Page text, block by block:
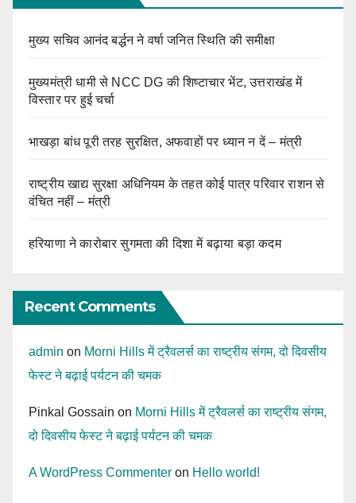
मुख्य सचिव आनंद बर्द्धन ने वर्षा जनित स्थिति की समीक्षा
मुख्यमंत्री धामी से NCC DG की शिष्टाचार भेंट, उत्तराखंड में
विस्तार पर हुई चर्चा
भाखड़ा बांध पूरी तरह सुरक्षित, अफवाहों पर ध्यान न दें – मंत्री
राष्ट्रीय खाद्य सुरक्षा अधिनियम के तहत कोई पात्र परिवार राशन से
वंचित नहीं – मंत्री
हरियाणा ने कारोबार सुगमता की दिशा में बढ़ाया बड़ा कदम
Recent Comments
admin on Morni Hills में ट्रैवलर्स का राष्ट्रीय संगम, दो दिवसीय
फेस्ट ने बढ़ाई पर्यटन की चमक
Pinkal Gossain on Morni Hills में ट्रैवलर्स का राष्ट्रीय संगम,
दो दिवसीय फेस्ट ने बढ़ाई पर्यटन की चमक
A WordPress Commenter on Hello world!